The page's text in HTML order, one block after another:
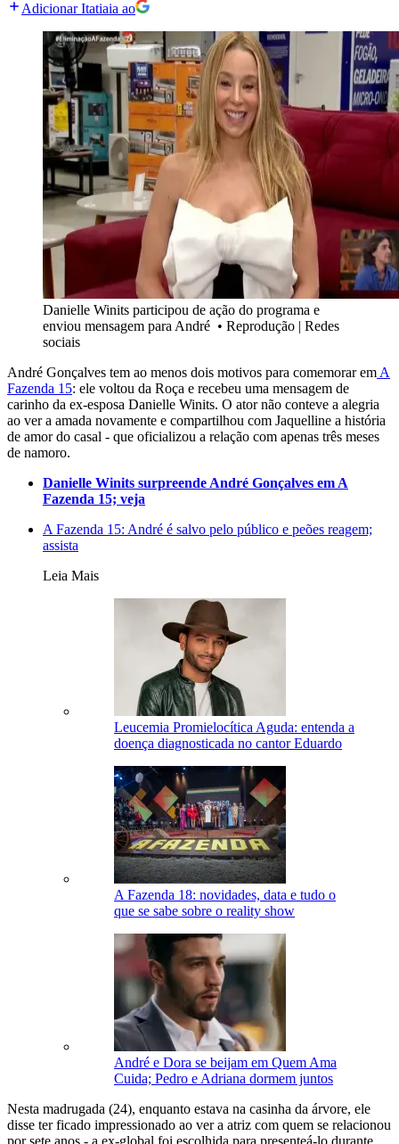
Adicionar Itatiaia ao
Danielle Winits participou de ação do programa e
enviou mensagem para André • Reprodução | Redes
sociais
André Gonçalves tem ao menos dois motivos para comemorar em A
Fazenda 15: ele voltou da Roça e recebeu uma mensagem de
carinho da ex-esposa Danielle Winits. O ator não conteve a alegria
ao ver a amada novamente e compartilhou com Jaquelline a história
de amor do casal - que oficializou a relação com apenas três meses
de namoro.
Danielle Winits surpreende André Gonçalves em A
Fazenda 15; veja
A Fazenda 15: André é salvo pelo público e peões reagem;
assista
Leia Mais
Leucemia Promielocítica Aguda: entenda a
doença diagnosticada no cantor Eduardo
A Fazenda 18: novidades, data e tudo o
que se sabe sobre o reality show
André e Dora se beijam em Quem Ama
Cuida; Pedro e Adriana dormem juntos
Nesta madrugada (24), enquanto estava na casinha da árvore, ele
disse ter ficado impressionado ao ver a atriz com quem se relacionou